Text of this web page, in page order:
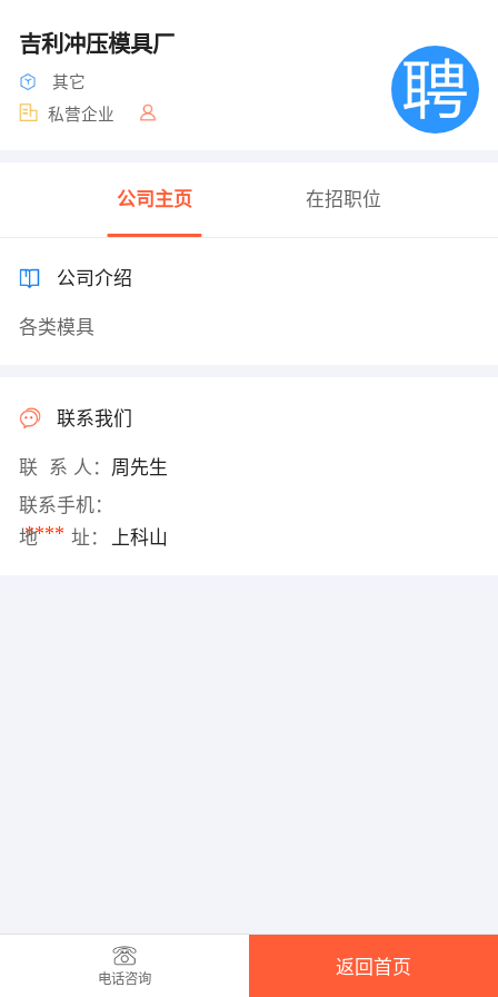
吉利冲压模具厂
其它
私营企业
公司主页 在招职位
公司介绍
各类模具
联系我们
联 系 人： 周先生
联系手机：
****
地 址： 上科山
电话咨询
返回首页